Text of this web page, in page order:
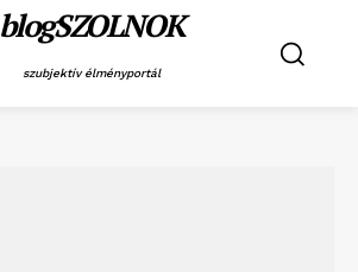
blogSZOLNOK
szubjektív élményportál